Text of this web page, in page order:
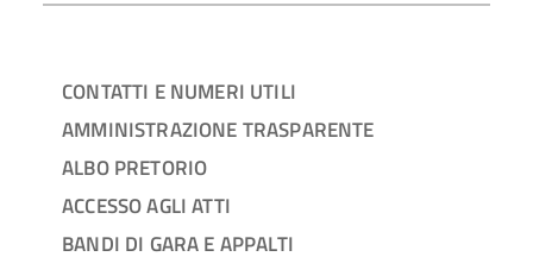
CONTATTI E NUMERI UTILI
AMMINISTRAZIONE TRASPARENTE
ALBO PRETORIO
ACCESSO AGLI ATTI
BANDI DI GARA E APPALTI